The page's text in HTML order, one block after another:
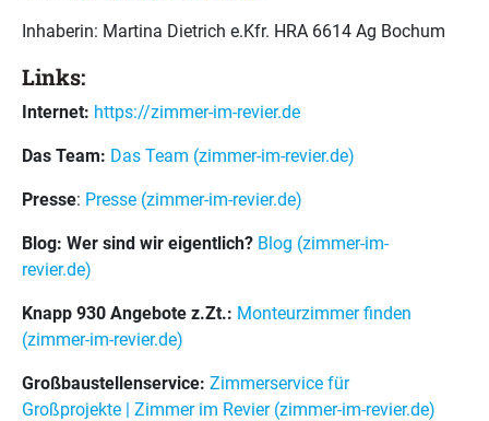
Inhaberin: Martina Dietrich e.Kfr. HRA 6614 Ag Bochum
Links:
Internet: https://zimmer-im-revier.de
Das Team: Das Team (zimmer-im-revier.de)
Presse: Presse (zimmer-im-revier.de)
Blog: Wer sind wir eigentlich? Blog (zimmer-im-
revier.de)
Knapp 930 Angebote z.Zt.: Monteurzimmer finden
(zimmer-im-revier.de)
Großbaustellenservice: Zimmerservice für
Großprojekte | Zimmer im Revier (zimmer-im-revier.de)